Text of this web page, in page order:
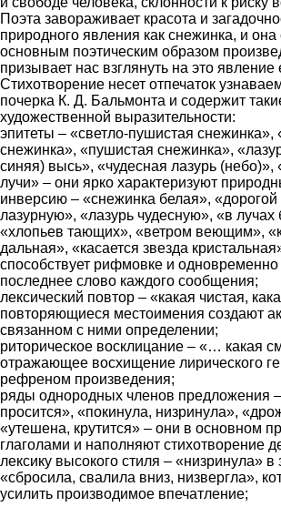
Поэта завораживает красота и
природного явления как снежинка, и она
основным поэтическим образом
призывает нас взглянуть на это явление
Стихотворение несет отпечаток
почерка К. Д. Бальмонта и содержит
художественной выразительности:
эпитеты – «светло-пушистая снежинка»,
снежинка», «пушистая снежинка»,
синяя) высь», «чудесная лазурь
лучи» – они ярко характеризуют
инверсию – «снежинка белая»,
лазурную», «лазурь чудесную», «в
«хлопьев тающих», «ветром веющим»,
дальная», «касается звезда
способствует рифмовке и
последнее слово каждого сообщения;
лексический повтор – «какая чистая,
повторяющиеся местоимения создают
связанном с ними определении;
риторическое восклицание – «… какая
отражающее восхищение лирического
рефреном произведения;
ряды однородных членов предложения
просится», «покинула, низринула»,
«утешена, крутится» – они в основном
глаголами и наполняют стихотворение
лексику высокого стиля – «низринула» в
«сбросила, свалила вниз, низвергла»,
усилить производимое впечатление;